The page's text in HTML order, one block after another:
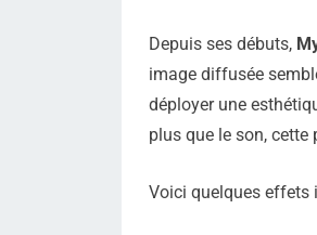
Depuis ses débuts,
image diffusée
déployer une
plus que le son, cette
Voici quelques effets